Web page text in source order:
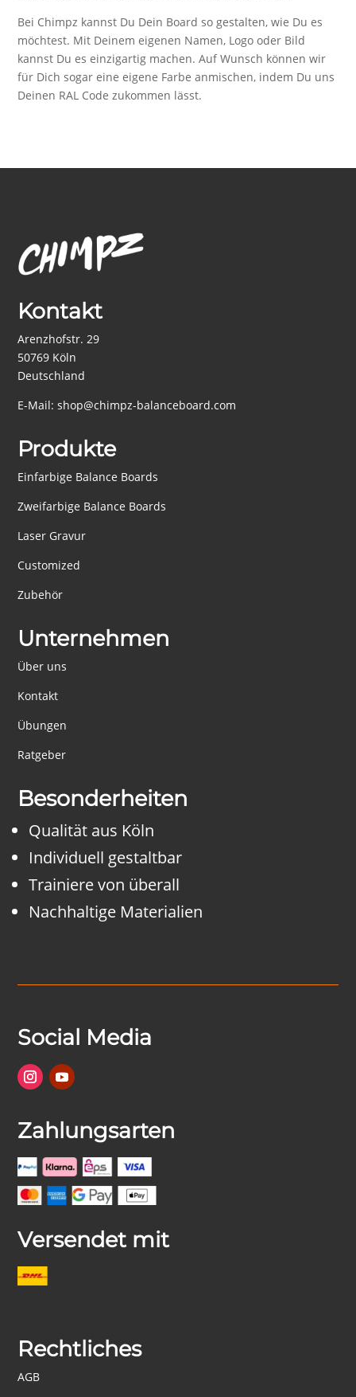
Bei Chimpz kannst Du Dein Board so gestalten, wie Du es
möchtest. Mit Deinem eigenen Namen, Logo oder Bild
kannst Du es einzigartig machen. Auf Wunsch können wir
für Dich sogar eine eigene Farbe anmischen, indem Du uns
Deinen RAL Code zukommen lässt.
Kontakt
Arenzhofstr. 29
50769 Köln
Deutschland
E-Mail:shop@chimpz-balanceboard.com
Produkte
Einfarbige Balance Boards
Zweifarbige Balance Boards
Laser Gravur
Customized
Zubehör
Unternehmen
Über uns
Kontakt
Übungen
Ratgeber
Besonderheiten
Qualität aus Köln
Individuell gestaltbar
Trainiere von überall
Nachhaltige Materialien
Social Media
Zahlungsarten
Versendet mit
Rechtliches
AGB